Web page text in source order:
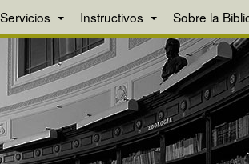
Servicios Instructivos Sobre la